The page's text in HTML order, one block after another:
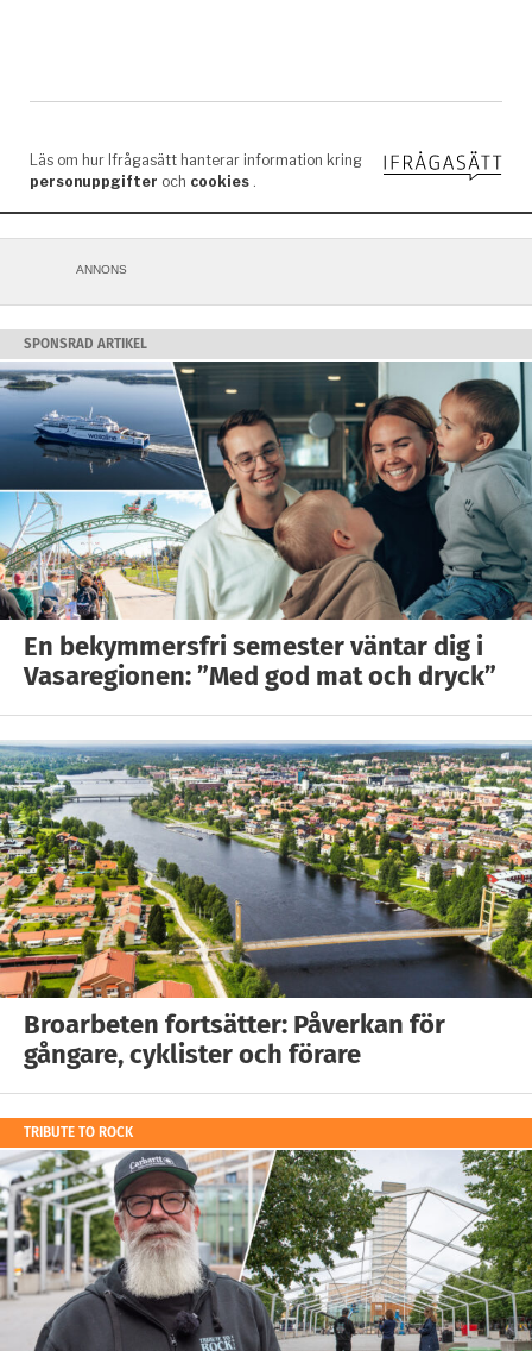
ANNONS
SPONSRAD ARTIKEL
En bekymmersfri semester väntar dig i
Vasaregionen: ”Med god mat och dryck”
Broarbeten fortsätter: Påverkan för
gångare, cyklister och förare
TRIBUTE TO ROCK